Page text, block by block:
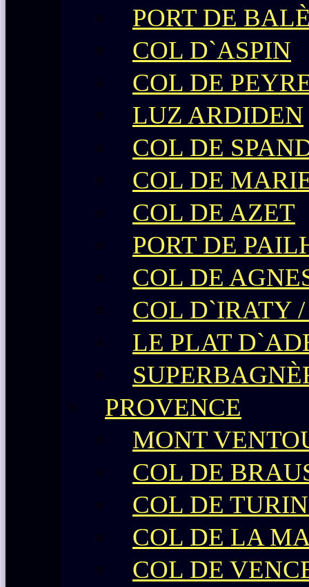
PORT DE
COL D`ASPIN
COL DE
LUZ ARDIDEN
COL DE
COL DE
COL DE AZET
PORT DE
COL DE
COL D`IRATY
LE PLAT
PROVENCE
MONT
COL DE
COL DE
COL DE LA
COL DE